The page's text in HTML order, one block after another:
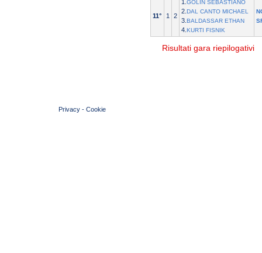
11° 1 2
1. GOLIN SEBASTIANO
2. DAL CANTO MICHAEL
3. BALDASSAR ETHAN
4. KURTI FISNIK
Risultati gara riepilogativi
Privacy - Cookie